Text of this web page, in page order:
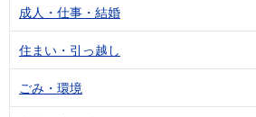
成人・仕事・結婚
住まい・引っ越し
ごみ・環境